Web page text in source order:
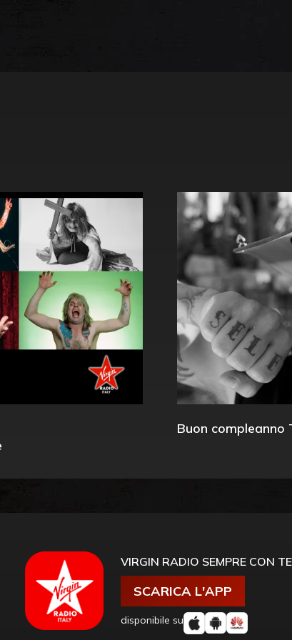
Buon compleanno
VIRGIN RADIO SEMPRE CON
SCARICA L'APP
disponibile su